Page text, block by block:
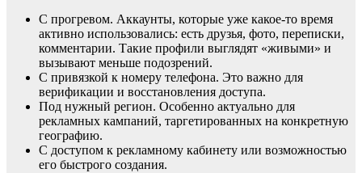
С прогревом. Аккаунты, которые уже какое-то время
активно использовались: есть друзья, фото, переписки,
комментарии. Такие профили выглядят «живыми» и
вызывают меньше подозрений.
С привязкой к номеру телефона. Это важно для
верификации и восстановления доступа.
Под нужный регион. Особенно актуально для
рекламных кампаний, таргетированных на конкретную
географию.
С доступом к рекламному кабинету или возможностью
его быстрого создания.